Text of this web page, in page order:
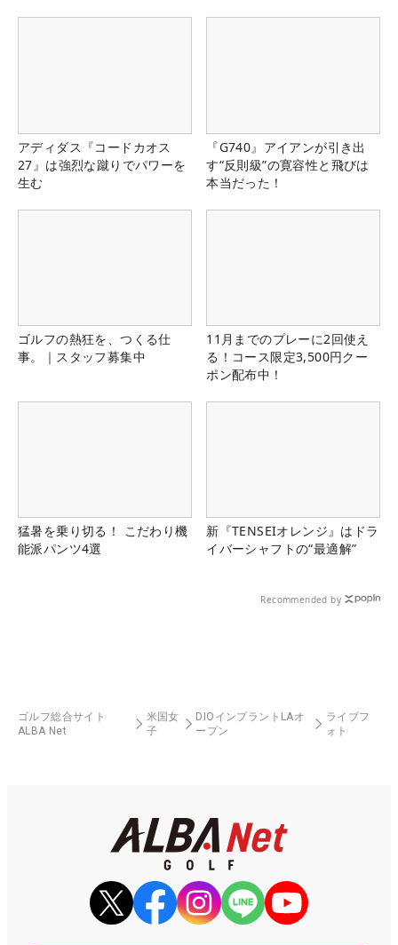
アディダス『コードカオス
27』は強烈な蹴りでパワーを
生む
『G740』アイアンが引き出
す“反則級”の寛容性と飛びは
本当だった！
ゴルフの熱狂を、つくる仕
事。｜スタッフ募集中
11月までのプレーに2回使え
る！コース限定3,500円クー
ポン配布中！
猛暑を乗り切る！ こだわり機
能派パンツ4選
新『TENSEIオレンジ』はドラ
イバーシャフトの“最適解”
Recommended by
ゴルフ総合サイト
ALBA Net
米国女
子
DIOインプラントLAオ
ープン
ライブフ
ォト